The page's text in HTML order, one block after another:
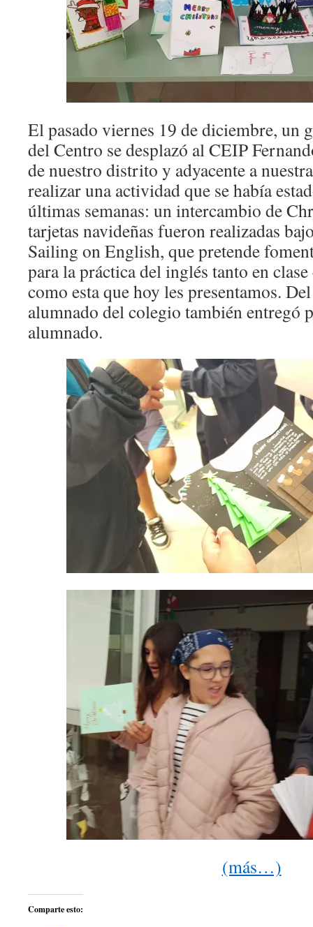
El pasado viernes 19 de diciembre, un
del Centro se desplazó al CEIP
de nuestro distrito y adyacente a
realizar una actividad que se había
últimas semanas: un intercambio de
tarjetas navideñas fueron realizadas
Sailing on English, que pretende
para la práctica del inglés tanto en
como esta que hoy les presentamos.
alumnado del colegio también entregó
alumnado.
(más…)
Comparte esto: